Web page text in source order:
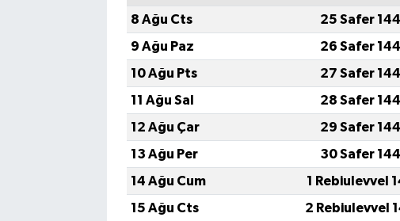
8 Ağu Cts
25 Safer
9 Ağu Paz
26 Safer
10 Ağu Pts
27 Safer
11 Ağu Sal
28 Safer
12 Ağu Çar
29 Safer
13 Ağu Per
30 Safer
14 Ağu Cum
1 Rebiulevvel
15 Ağu Cts
2 Rebiulevvel